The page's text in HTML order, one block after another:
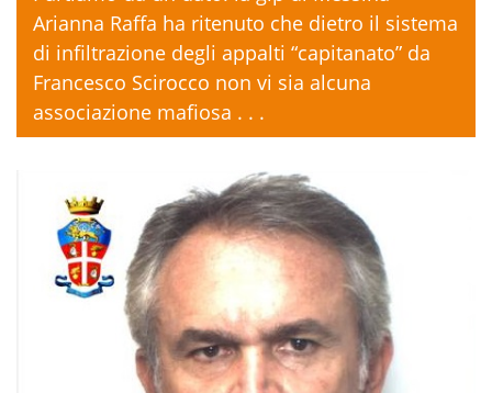
Arianna Raffa ha ritenuto che dietro il sistema
di infiltrazione degli appalti “capitanato” da
Francesco Scirocco non vi sia alcuna
associazione mafiosa . . .